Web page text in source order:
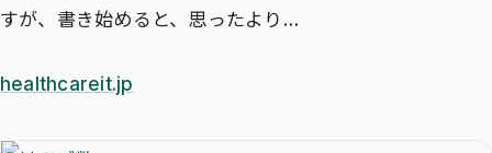
すが、書き始めると、思ったより…
healthcareit.jp